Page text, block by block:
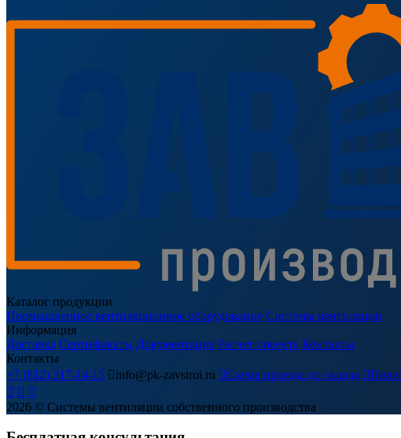
Каталог продукции
Промышленное вентиляционное оборудование Системы вентиляции
Информация
Доставка Сертификаты Документация Расчет проекта Контакты
Контакты
+7 (812) 317-14-15  info@pk-zavstroi.ru Схема проезда до склада 
  
2026 © Системы вентиляции собственного производства